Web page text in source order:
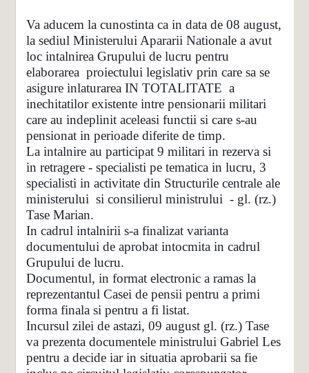
Va aducem la cunostinta ca in data de 08 august,
la sediul Ministerului Apararii Nationale a avut
loc intalnirea Grupului de lucru pentru
elaborarea proiectului legislativ prin care sa se
asigure inlaturarea IN TOTALITATE a
inechitatilor existente intre pensionarii militari
care au indeplinit aceleasi functii si care s-au
pensionat in perioade diferite de timp.
La intalnire au participat 9 militari in rezerva si
in retragere - specialisti pe tematica in lucru, 3
specialisti in activitate din Structurile centrale ale
ministerului si consilierul ministrului - gl. (rz.)
Tase Marian.
In cadrul intalnirii s-a finalizat varianta
documentului de aprobat intocmita in cadrul
Grupului de lucru.
Documentul, in format electronic a ramas la
reprezentantul Casei de pensii pentru a primi
forma finala si pentru a fi listat.
Incursul zilei de astazi, 09 august gl. (rz.) Tase
va prezenta documentele ministrului Gabriel Les
pentru a decide iar in situatia aprobarii sa fie